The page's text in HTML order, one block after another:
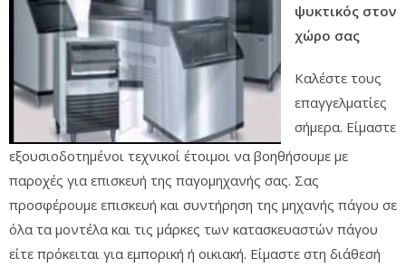
ψυκτικός στον
χώρο σας
Καλέστε τους
επαγγελματίες
σήμερα. Είμαστε
εξουσιοδοτημένοι τεχνικοί έτοιμοι να βοηθήσουμε με
παροχές για επισκευή της παγομηχανής σας. Σας
προσφέρουμε επισκευή και συντήρηση της μηχανής πάγου σε
όλα τα μοντέλα και τις μάρκες των κατασκευαστών πάγου
είτε πρόκειται για εμπορική ή οικιακή. Είμαστε στη διάθεσή